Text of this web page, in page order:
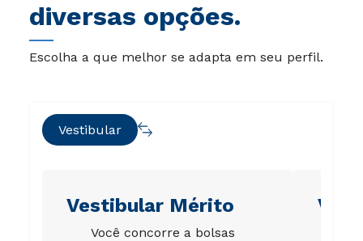
diversas opções.
Escolha a que melhor se adapta em seu perfil.
Vestibular
Vestibular Mérito
Você concorre a bolsas